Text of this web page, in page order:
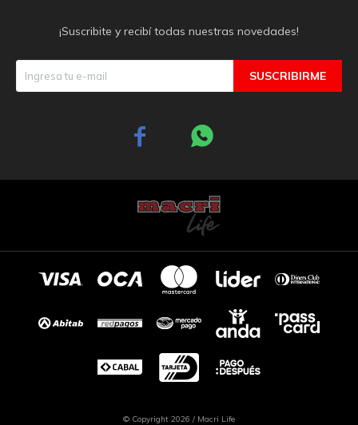
¡Suscribite y recibí todas nuestras novedades!
SUSCRIBIRME
 
© Copyright 2026 / Macri Life